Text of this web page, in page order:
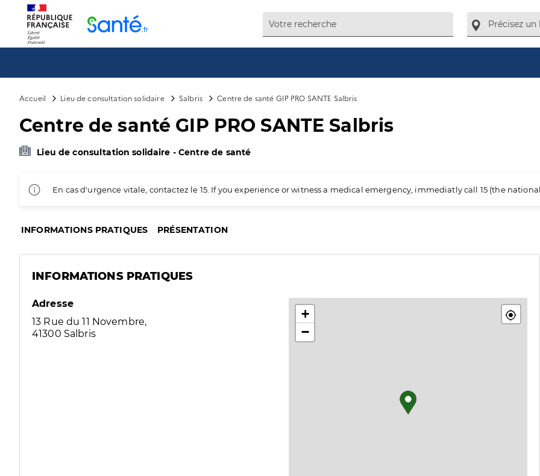
Accueil Lieu de consultation solidaire Salbris Centre de santé GIP PRO SANTE Salbris
Centre de santé GIP PRO SANTE Salbris
Lieu de consultation solidaire - Centre de santé
En cas d'urgence vitale, contactez le 15. If you experience or witness a medical emergency, immediatly call 15 (the
INFORMATIONS PRATIQUES PRÉSENTATION
INFORMATIONS PRATIQUES
Adresse
13 Rue du 11 Novembre,
41300 Salbris
+
−
Panneau de gestion des cookies